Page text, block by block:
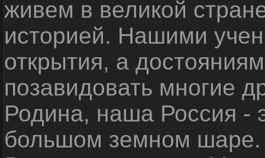
живем в великой
историей. Нашими
открытия, а
позавидовать многие
Родина, наша Россия -
большом земном